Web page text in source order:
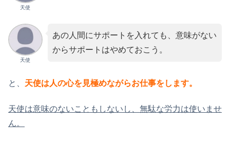
天使
天使
あの人間にサポートを入れても、意味がない
からサポートはやめておこう。
と、 天使は人の心を見極めながらお仕事をします。
天使は意味のないこともしないし、無駄な労力は使いませ
ん。